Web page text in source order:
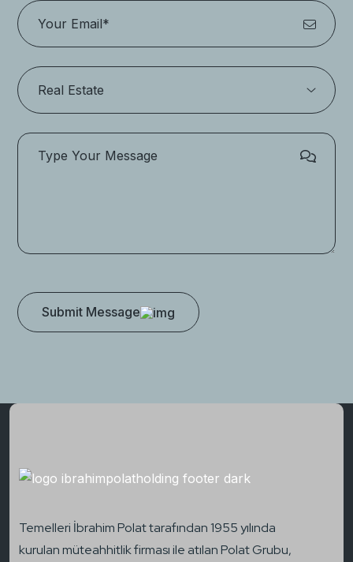
Submit Message
Temelleri İbrahim Polat tarafından 1955 yılında
kurulan müteahhitlik firması ile atılan Polat Grubu,